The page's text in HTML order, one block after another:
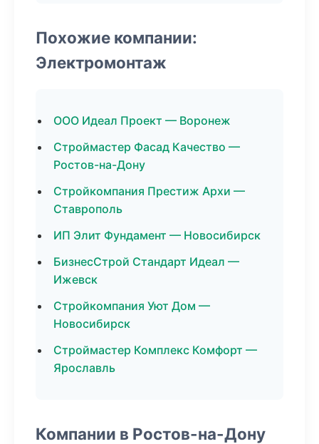
Похожие компании:
Электромонтаж
ООО Идеал Проект — Воронеж
Строймастер Фасад Качество —
Ростов-на-Дону
Стройкомпания Престиж Архи —
Ставрополь
ИП Элит Фундамент — Новосибирск
БизнесСтрой Стандарт Идеал —
Ижевск
Стройкомпания Уют Дом —
Новосибирск
Строймастер Комплекс Комфорт —
Ярославль
Компании в Ростов-на-Дону